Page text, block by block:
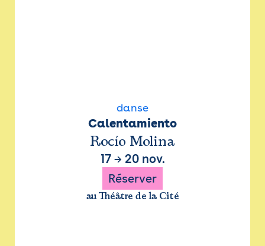
danse
Calentamiento
Rocío Molina
17→ 20 nov.
Réserver
au Théâtre de la Cité